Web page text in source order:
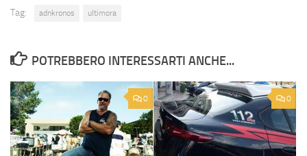
Tag: adnkronos ultimora
POTREBBERO INTERESSARTI ANCHE...
0 0